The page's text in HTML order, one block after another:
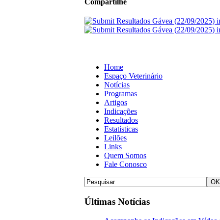
Compartilhe
Home
Espaço Veterinário
Notícias
Programas
Artigos
Indicações
Resultados
Estatísticas
Leilões
Links
Quem Somos
Fale Conosco
Últimas Notícias